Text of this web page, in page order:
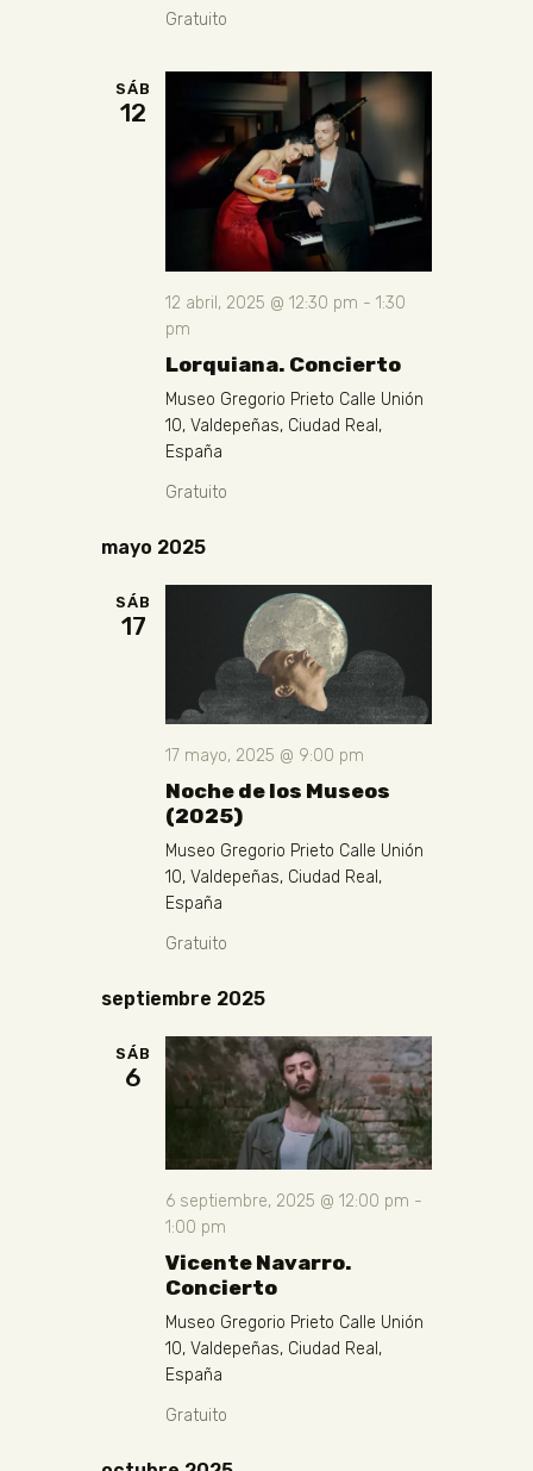
Gratuito
SÁB
12
12 abril, 2025 @ 12:30 pm - 1:30
pm
Lorquiana. Concierto
Museo Gregorio Prieto Calle Unión
10, Valdepeñas, Ciudad Real,
España
Gratuito
mayo 2025
SÁB
17
17 mayo, 2025 @ 9:00 pm
Noche de los Museos
(2025)
Museo Gregorio Prieto Calle Unión
10, Valdepeñas, Ciudad Real,
España
Gratuito
septiembre 2025
SÁB
6
6 septiembre, 2025 @ 12:00 pm -
1:00 pm
Vicente Navarro.
Concierto
Museo Gregorio Prieto Calle Unión
10, Valdepeñas, Ciudad Real,
España
Gratuito